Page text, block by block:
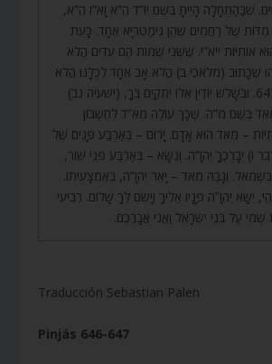
שֶׁבַּהַתְחָלָה הָיִיתָ בְּשֵׁם יוֹ”ד הֵ”א וָא”ו הֵ”א,
מִדּוֹת שֶׁל רַחֲמִים שֶׁהֵן גִּימַטְרִיָּא אֶחָד. כָּעֵת
אוֹתִיּוֹת ייא”י. שֶׁשְּׁנֵי שֵׁמוֹת הֵם עֵדִים הֲלֹא
שֶׁכָּתוּב (מלאכי ב) הֲלֹא אָב אֶחָד לְכֻלָּנוּ הֲלֹא
אֵל אֶחָד בְּרָאָנוּ. 647. וּבְשָׁלֹשׁ יוֹדִין אֵלּוּ יִתְקַיֵּם בְּךָ, (ישעיה נב)
בְּשֵׁם מ”ה. שֶׁכָּךְ עוֹלֶה מְאֹ”ד לְחֶשְׁבּוֹן
– מְאֹד הוּא אָדָם. יָרוּם – בְּאַרְבַּע פָּנִים שֶׁל
ו) יְבָרֶכְךָ יְהֹוָ”ה. וְנִשָּׂא – בְּאַרְבַּע פְּנֵי שׁוֹר,
וְגָבַהּ מְאֹד – יָאֵר יְהֹוָ”ה, בְּאֶמְצָעִיתוֹ.
הֵי, יִשָּׂא יְהֹוָ”ה פָּנָיו אֵלֶיךָ וְיָשֵׂם לְךָ שָׁלוֹם. רְבִיעִי
שְׁמִי עַל בְּנֵי יִשְׂרָאֵל וַאֲנִי אֲבָרֲכֵם.
Traducción Sebastian Palen
Pinjás 646-647